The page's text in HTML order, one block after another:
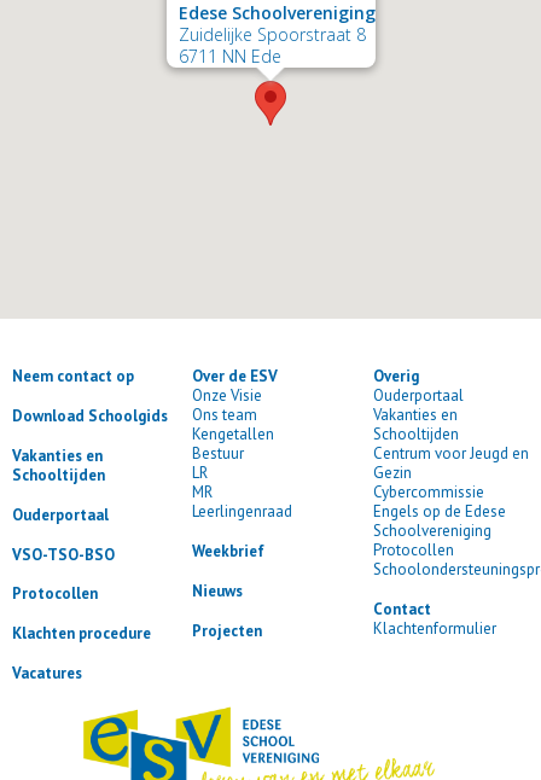
Edese Schoolvereniging
Zuidelijke Spoorstraat 8
6711 NN Ede
Neem contact op
Download Schoolgids
Vakanties en
Schooltijden
Ouderportaal
VSO-TSO-BSO
Protocollen
Klachten procedure
Vacatures
Over de ESV
Onze Visie
Ons team
Kengetallen
Bestuur
LR
MR
Leerlingenraad
Weekbrief
Nieuws
Projecten
Overig
Ouderportaal
Vakanties en
Schooltijden
Centrum voor Jeugd en
Gezin
Cybercommissie
Engels op de Edese
Schoolvereniging
Protocollen
Contact
Klachtenformulier